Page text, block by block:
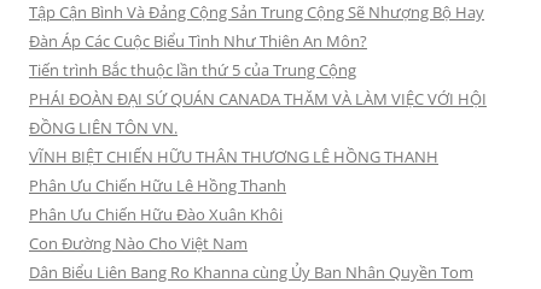
Tập Cận Bình Và Đảng Cộng Sản Trung Cộng Sẽ Nhượng Bộ Hay
Đàn Áp Các Cuộc Biểu Tình Như Thiên An Môn?
Tiến trình Bắc thuộc lần thứ 5 của Trung Cộng
PHÁI ĐOÀN ĐẠI SỨ QUÁN CANADA THĂM VÀ LÀM VIỆC VỚI HỘI
ĐỒNG LIÊN TÔN VN.
VĨNH BIỆT CHIẾN HỮU THÂN THƯƠNG LÊ HỒNG THANH
Phân Ưu Chiến Hữu Lê Hồng Thanh
Phân Ưu Chiến Hữu Đào Xuân Khôi
Con Đường Nào Cho Việt Nam
Dân Biểu Liên Bang Ro Khanna cùng Ủy Ban Nhân Quyền Tom